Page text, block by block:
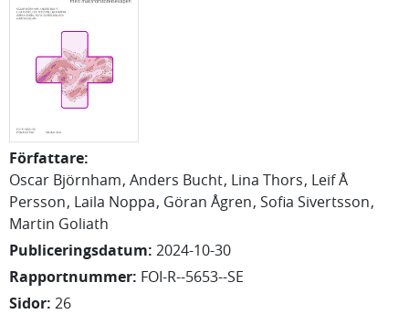
Författare:
Oscar Björnham Anders Bucht Lina Thors Leif Å
Persson Laila Noppa Göran Ågren Sofia Sivertsson
Martin Goliath
Publiceringsdatum: 2024-10-30
Rapportnummer: FOI-R--5653--SE
Sidor: 26